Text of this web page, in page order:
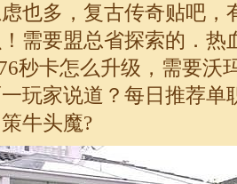
也多， 复古传奇贴吧
需要盟总省探索的．热
秒卡怎么升级，需要沃
玩家说道？每日推荐单
牛头魔?